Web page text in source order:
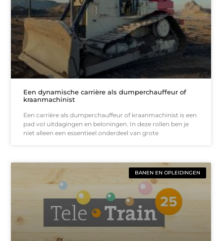
Een dynamische carrière als dumperchauffeur of
kraanmachinist
Een carrière als dumperchauffeur of kraanmachinist is een
pad vol uitdagingen en beloningen. In deze rollen ben je
niet alleen een essentieel onderdeel van grote
BANEN EN OPLEIDINGEN